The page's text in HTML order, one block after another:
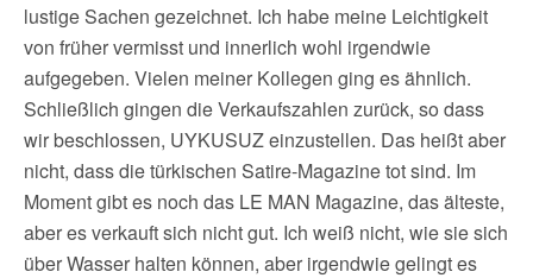
lustige Sachen gezeichnet. Ich habe meine Leichtigkeit
von früher vermisst und innerlich wohl irgendwie
aufgegeben. Vielen meiner Kollegen ging es ähnlich.
Schließlich gingen die Verkaufszahlen zurück, so dass
wir beschlossen, UYKUSUZ einzustellen. Das heißt aber
nicht, dass die türkischen Satire-Magazine tot sind. Im
Moment gibt es noch das LE MAN Magazine, das älteste,
aber es verkauft sich nicht gut. Ich weiß nicht, wie sie sich
über Wasser halten können, aber irgendwie gelingt es